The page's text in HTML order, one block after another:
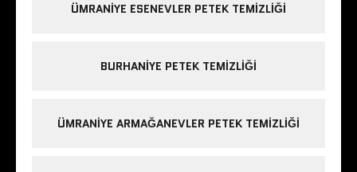
ÜMRANIYE ESENEVLER PETEK TEMIZLIĞI
BURHANIYE PETEK TEMIZLIĞI
ÜMRANIYE ARMAĞANEVLER PETEK TEMIZLIĞI